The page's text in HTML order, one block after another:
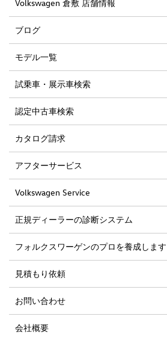
Volkswagen 倉敷 店舗情報
ブログ
モデル一覧
試乗車・展示車検索
認定中古車検索
カタログ請求
アフターサービス
Volkswagen Service
正規ディーラーの診断システム
フォルクスワーゲンのプロを養成します
見積もり依頼
お問い合わせ
会社概要